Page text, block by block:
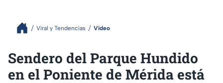
Viral y Tendencias Video
Sendero del Parque Hundido
en el Poniente de Mérida está